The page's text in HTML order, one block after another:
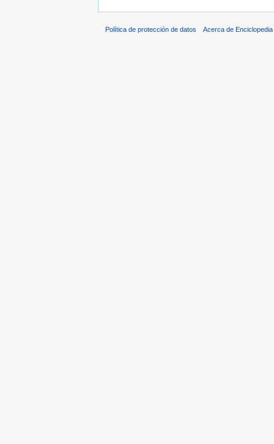
Política de protección de datos Acerca de